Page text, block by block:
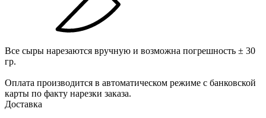
Все сыры нарезаются вручную и возможна погрешность ± 30
гр.
Оплата производится в автоматическом режиме с банковской
карты по факту нарезки заказа.
Доставка